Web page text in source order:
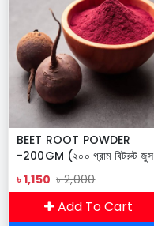
BEET ROOT POWDER
-200GM (২০০ গ্রাম বিটরুট জুস
৳ 1,150 ৳ 2,000
Add To Cart